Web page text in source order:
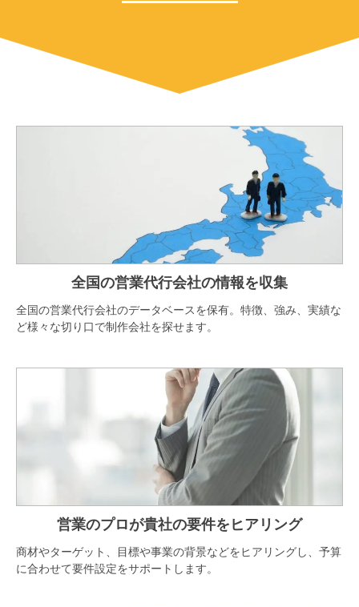
全国の営業代行会社の情報を収集
全国の営業代行会社のデータベースを保有。特徴、強み、実績な
ど様々な切り口で制作会社を探せます。
営業のプロが貴社の要件をヒアリング
商材やターゲット、目標や事業の背景などをヒアリングし、予算
に合わせて要件設定をサポートします。